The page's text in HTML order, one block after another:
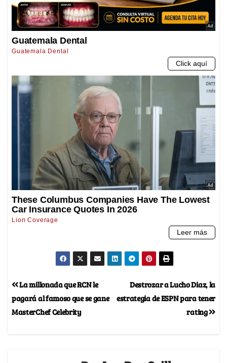
Destrozar a Lucho Diaz, la
estrategia de ESPN para tener
rating
La millonada que RCN le
pagará al famoso que se gane
MasterChef Celebrity